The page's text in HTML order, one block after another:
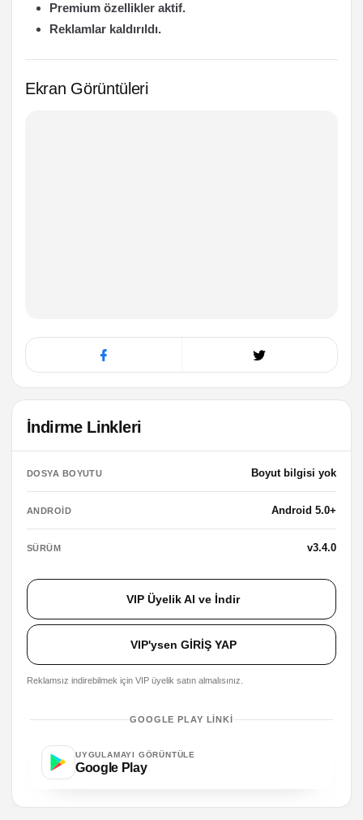
Premium özellikler aktif.
Reklamlar kaldırıldı.
Ekran Görüntüleri
İndirme Linkleri
DOSYA BOYUTU Boyut bilgisi yok
ANDROID Android 5.0+
SÜRÜM v3.4.0
VIP Üyelik Al ve İndir
VIP'ysen GİRİŞ YAP
Reklamsız indirebilmek için VIP üyelik satın almalısınız.
GOOGLE PLAY LINKI
UYGULAMAYI GÖRÜNTÜLE
Google Play